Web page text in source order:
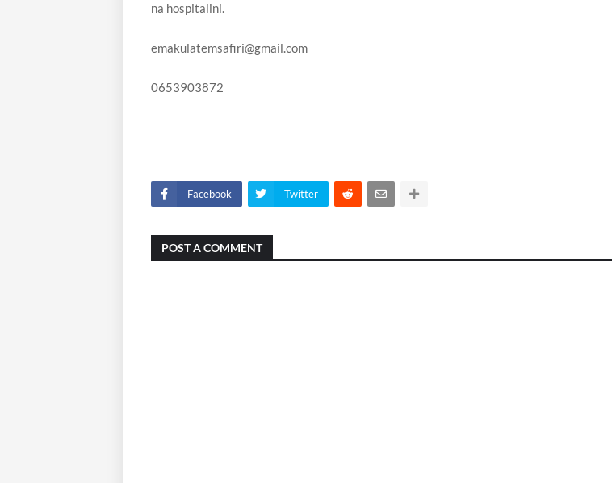
na hospitalini.
emakulatemsafiri@gmail.com
0653903872
Facebook Twitter
POST A COMMENT